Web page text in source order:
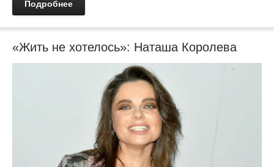
Подробнее
«Жить не хотелось»: Наташа Королева